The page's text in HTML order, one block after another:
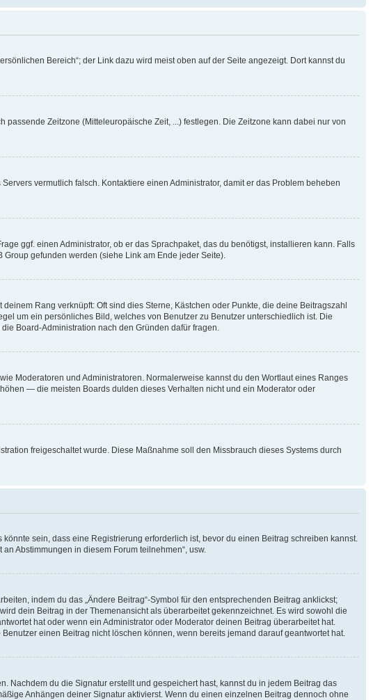
Bereich“; der Link dazu wird meist oben auf der Seite angezeigt. Dort kannst du
Zeitzone (Mitteleuropäische Zeit, ...) festlegen. Die Zeitzone kann dabei nur von
vermutlich falsch. Kontaktiere einen Administrator, damit er das Problem beheben
ggf. einen Administrator, ob er das Sprachpaket, das du benötigst, installieren kann. Falls
gefunden werden (siehe Link am Ende jeder Seite).
Rang verknüpft: Oft sind dies Sterne, Kästchen oder Punkte, die deine Beitragszahl
um ein persönliches Bild, welches von Benutzer zu Benutzer unterschiedlich ist. Die
Board-Administration nach den Gründen dafür fragen.
Moderatoren und Administratoren. Normalerweise kannst du den Wortlaut eines Ranges
— die meisten Boards dulden dieses Verhalten nicht und ein Moderator oder
freigeschaltet wurde. Diese Maßnahme soll den Missbrauch dieses Systems durch
sein, dass eine Registrierung erforderlich ist, bevor du einen Beitrag schreiben kannst.
Abstimmungen in diesem Forum teilnehmen“, usw.
indem du das „Ändere Beitrag“-Symbol für den entsprechenden Beitrag anklickst;
dein Beitrag in der Themenansicht als überarbeitet gekennzeichnet. Es wird sowohl die
hat oder wenn ein Administrator oder Moderator deinen Beitrag überarbeitet hat.
einen Beitrag nicht löschen können, wenn bereits jemand darauf geantwortet hat.
Nachdem du die Signatur erstellt und gespeichert hast, kannst du in jedem Beitrag das
Anhängen deiner Signatur aktivierst. Wenn du einen einzelnen Beitrag dennoch ohne